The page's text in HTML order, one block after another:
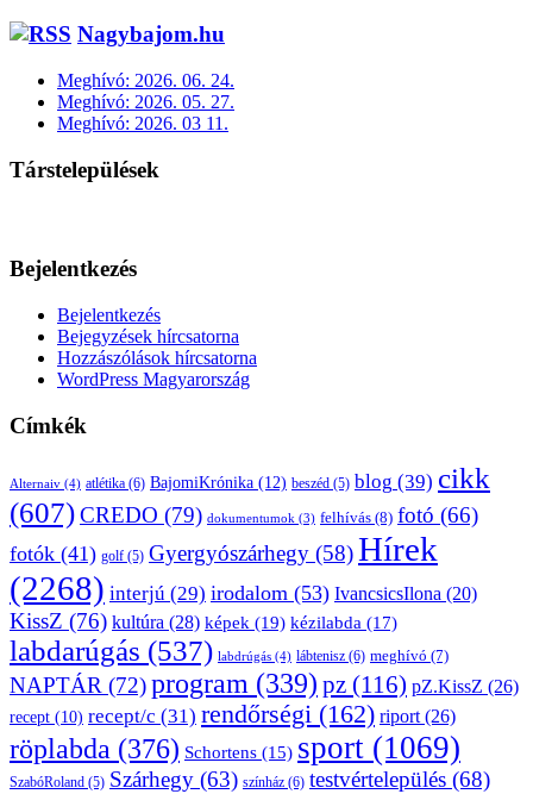
Nagybajom.hu
Meghívó: 2026. 06. 24.
Meghívó: 2026. 05. 27.
Meghívó: 2026. 03 11.
Társtelepülések
Bejelentkezés
Bejelentkezés
Bejegyzések hírcsatorna
Hozzászólások hírcsatorna
WordPress Magyarország
Címkék
Alternaiv (4) atlétika (6) BajomiKrónika (12) beszéd (5) blog (39) cikk
(607)CREDO (79) dokumentumok (3) felhívás (8) fotó (66)
fotók (41) golf (5) Gyergyószárhegy (58)Hírek
(2268) interjú (29) irodalom (53) IvancsicsIlona (20)
KissZ (76) kultúra (28) képek (19) kézilabda (17)
labdarúgás (537) labdrúgás (4) lábtenisz (6) meghívó (7)
NAPTÁR (72)program (339) pz (116) pZ.KissZ (26)
recept (10) recept/c (31) rendőrségi (162) riport(26)
röplabda (376) Schortens (15) sport (1069)
SzabóRoland (5) Szárhegy (63) színház (6) testvértelepülés (68)